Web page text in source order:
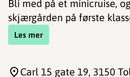
Bli med på et minicruise,
skjærgården på første
Les mer
Carl 15 gate 19, 3150